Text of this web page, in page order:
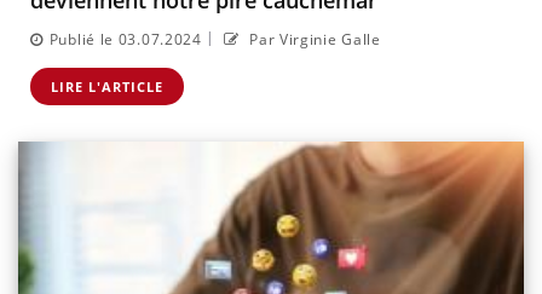
Publié le 03.07.2024 | Par Virginie Galle
LIRE L'ARTICLE